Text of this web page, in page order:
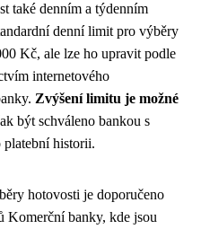
také denním a týdenním
denní limit pro výběry
Kč, ale lze ho upravit podle
internetového
Zvýšení limitu je možné
být schváleno bankou s
platební historii.
hotovosti je doporučeno
Komerční banky, kde jsou